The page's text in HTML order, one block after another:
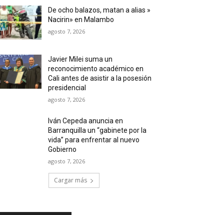
De ocho balazos, matan a alias »
Nacirin» en Malambo
agosto 7, 2026
Javier Milei suma un
reconocimiento académico en
Cali antes de asistir a la posesión
presidencial
agosto 7, 2026
Iván Cepeda anuncia en
Barranquilla un “gabinete por la
vida” para enfrentar al nuevo
Gobierno
agosto 7, 2026
Cargar más